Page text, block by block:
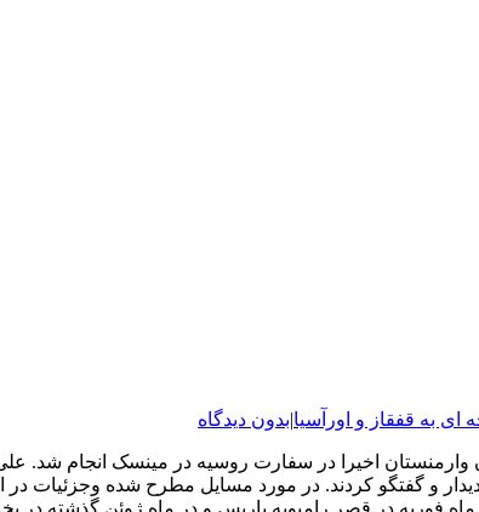
ای به قفقاز و اورآسیا|بدون دیدگاه
اخیرا در سفارت روسیه در مینسک انجام شد.
و گفتگو کردند. در مورد مسایل مطرح شده وجزئیات در